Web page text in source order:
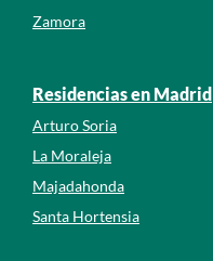
Zamora
Residencias en Madrid
Arturo Soria
La Moraleja
Majadahonda
Santa Hortensia